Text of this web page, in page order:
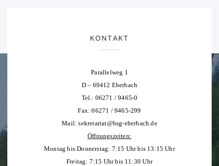
KONTAKT
Parallelweg 1
D – 69412 Eberbach
Tel.: 06271 / 9465-0
Fax: 06271 / 9465-299
Mail:sekretariat@hsg-eberbach.de
Öffnungszeiten:
Montag bis Donnerstag: 7:15 Uhr bis 13:15 Uhr
Freitag: 7:15 Uhr bis 11:30 Uhr